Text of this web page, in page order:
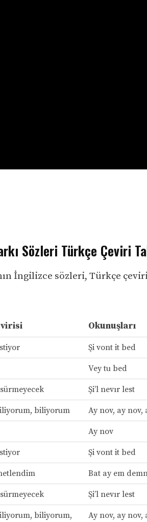
Sözleri Türkçe Çeviri
İngilizce sözleri, Türkçe
Okunuşları
Şi vont it bed
Vey tu bed
Şi’l nevır lest
biliyorum Ay nov, ay nov,
Ay nov
Şi vont it bed
Bat ay em
Şi’l nevır lest
biliyorum,
Ay nov, ay nov,